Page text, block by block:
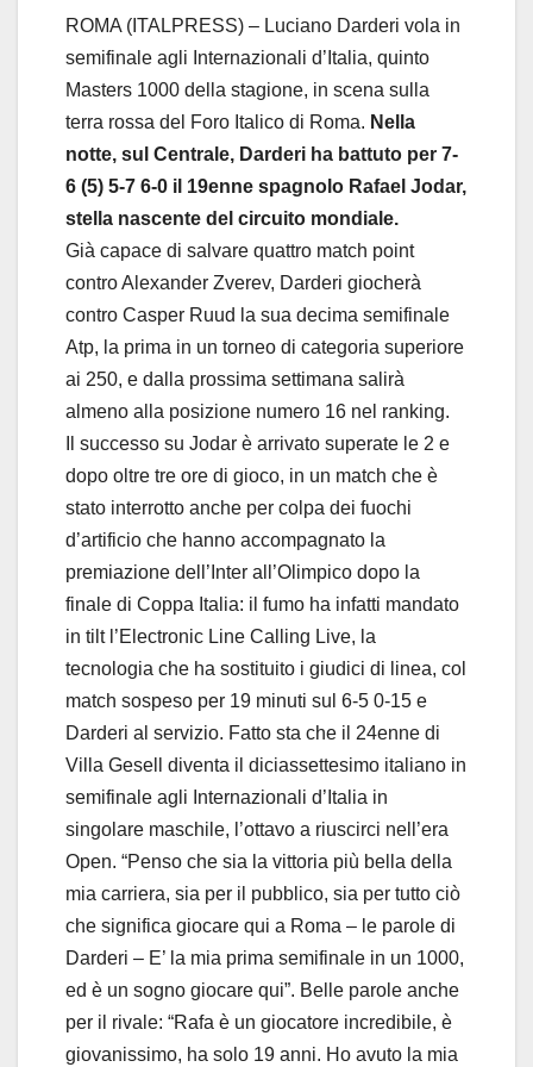
ROMA (ITALPRESS) – Luciano Darderi vola in
semifinale agli Internazionali d’Italia, quinto
Masters 1000 della stagione, in scena sulla
terra rossa del Foro Italico di Roma. Nella
notte, sul Centrale, Darderi ha battuto per 7-
6 (5) 5-7 6-0 il 19enne spagnolo Rafael Jodar,
stella nascente del circuito mondiale.
Già capace di salvare quattro match point
contro Alexander Zverev, Darderi giocherà
contro Casper Ruud la sua decima semifinale
Atp, la prima in un torneo di categoria superiore
ai 250, e dalla prossima settimana salirà
almeno alla posizione numero 16 nel ranking.
Il successo su Jodar è arrivato superate le 2 e
dopo oltre tre ore di gioco, in un match che è
stato interrotto anche per colpa dei fuochi
d’artificio che hanno accompagnato la
premiazione dell’Inter all’Olimpico dopo la
finale di Coppa Italia: il fumo ha infatti mandato
in tilt l’Electronic Line Calling Live, la
tecnologia che ha sostituito i giudici di linea, col
match sospeso per 19 minuti sul 6-5 0-15 e
Darderi al servizio. Fatto sta che il 24enne di
Villa Gesell diventa il diciassettesimo italiano in
semifinale agli Internazionali d’Italia in
singolare maschile, l’ottavo a riuscirci nell’era
Open. “Penso che sia la vittoria più bella della
mia carriera, sia per il pubblico, sia per tutto ciò
che significa giocare qui a Roma – le parole di
Darderi – E’ la mia prima semifinale in un 1000,
ed è un sogno giocare qui”. Belle parole anche
per il rivale: “Rafa è un giocatore incredibile, è
giovanissimo, ha solo 19 anni. Ho avuto la mia